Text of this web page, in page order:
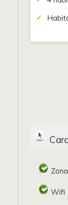
Wifi